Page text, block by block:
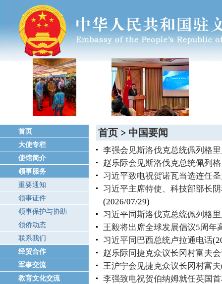
首页
大使专栏
使馆简介
领事服务
重要通知
领事证件
领事保护与协助
领侨动态
联系我们
经贸合作
军事交流
教育文化交流
首页 > 中国要闻
李强会见斯洛伐克总统佩列格
赵乐际会见斯洛伐克总统佩列
习近平致电祝贺诺瓦当选连任
习近平主席特使、科技部部长
(2026/07/29)
习近平同斯洛伐克总统佩列格
王毅将出席全球发展倡议5周年
习近平同巴西总统卢拉通电话
赵乐际同捷克众议长冈村富夫
王沪宁会见捷克众议长冈村富夫
李强致电祝贺伯纳姆就任英国